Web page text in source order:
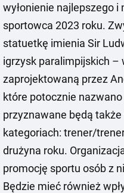
wyłonienie najlepszego
sportowca 2023 roku.
statuetkę imienia Sir
igrzysk paralimpijskich –
zaprojektowaną przez
które potocznie nazwano
przyznawane będą
kategoriach: trener/
drużyna roku.
promocję sportu osób z
Będzie mieć również